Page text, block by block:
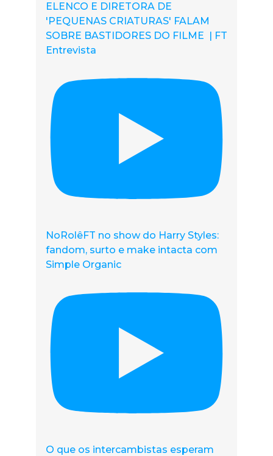
ELENCO E DIRETORA DE
'PEQUENAS CRIATURAS' FALAM
SOBRE BASTIDORES DO FILME | FT
Entrevista
NoRolêFT no show do Harry Styles:
fandom, surto e make intacta com
Simple Organic
O que os intercambistas esperam